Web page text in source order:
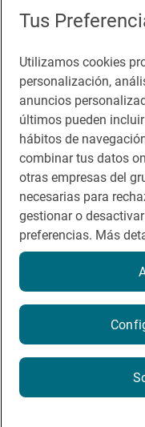
Dormir
Política de privacidad
Condiciones del servicio
Tus
Utilizamos cookies
personalización,
anuncios
últimos pueden
hábitos de
combinar tus datos
otras empresas del
necesarias para
gestionar o
preferencias. Más